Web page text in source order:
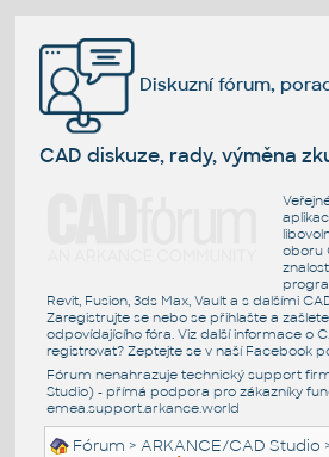
Diskuzní fórum,
CAD diskuze, rady, výměna
oboru
Revit, Fusion, 3ds Max, Vault a s dalšími
Zaregistrujte se nebo se přihlašte a
odpovídajícího fóra. Viz další informace o
registrovat? Zeptejte se v naší Facebook
Fórum nenahrazuje technický support
Studio) - přímá podpora pro zákazníky
emea.support.arkance.world
Fórum >ARKANCE/CAD Studio